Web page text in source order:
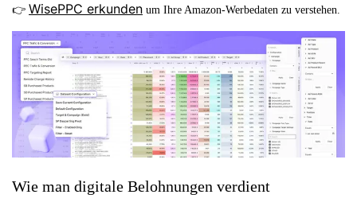
👉 WisePPC erkunden um Ihre Amazon-Werbedaten zu verstehen.
Wie man digitale Belohnungen verdient